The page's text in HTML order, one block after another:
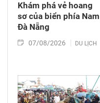
Khám phá vẻ hoang
sơ của biển phía Nam
Đà Nẵng
07/08/2026 DU LỊCH